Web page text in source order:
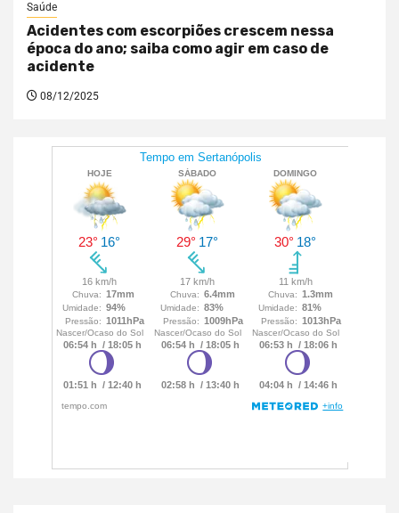
Saúde
Acidentes com escorpiões crescem nessa
época do ano; saiba como agir em caso de
acidente
08/12/2025